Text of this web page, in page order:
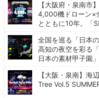
【大阪府・泉南市
4,000機ドローン×
とともに10年。「
全国を巡る「日本
高知の夜空を彩る
日本の素材甲子園」
【大阪・泉南】海
Tree Vol.5